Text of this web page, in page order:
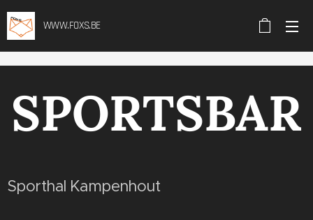
WWW.FOXS.BE
SPORTSBAR
Sporthal Kampenhout